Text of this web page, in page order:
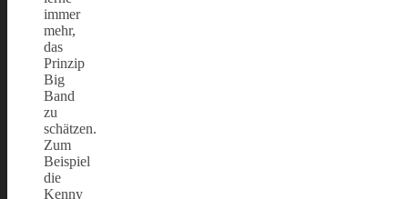
immer
mehr,
das
Prinzip
Big
Band
zu
schätzen.
Zum
Beispiel
die
Kenny